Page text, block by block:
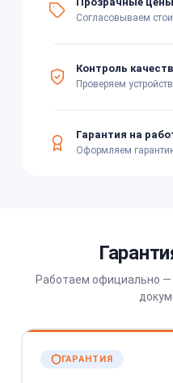
Согласовываем
Контроль
Проверяем
Гарантия на
Оформляем
Работаем официально
ГАРАНТИЯ